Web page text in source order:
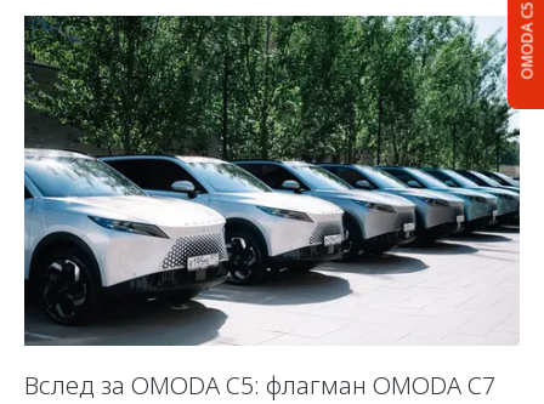
OMODA C5
Вслед за OMODA C5: флагман OMODA C7